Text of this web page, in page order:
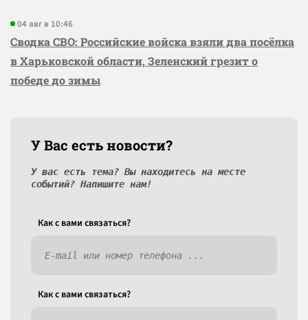
04 авг в 10:46
Сводка СВО: Российские войска взяли два посёлка
в Харьковской области, Зеленский грезит о
победе до зимы
У Вас есть новости?
У вас есть тема? Вы находитесь на месте
событий? Напишите нам!
Как c вами связаться?
Как c вами связаться?